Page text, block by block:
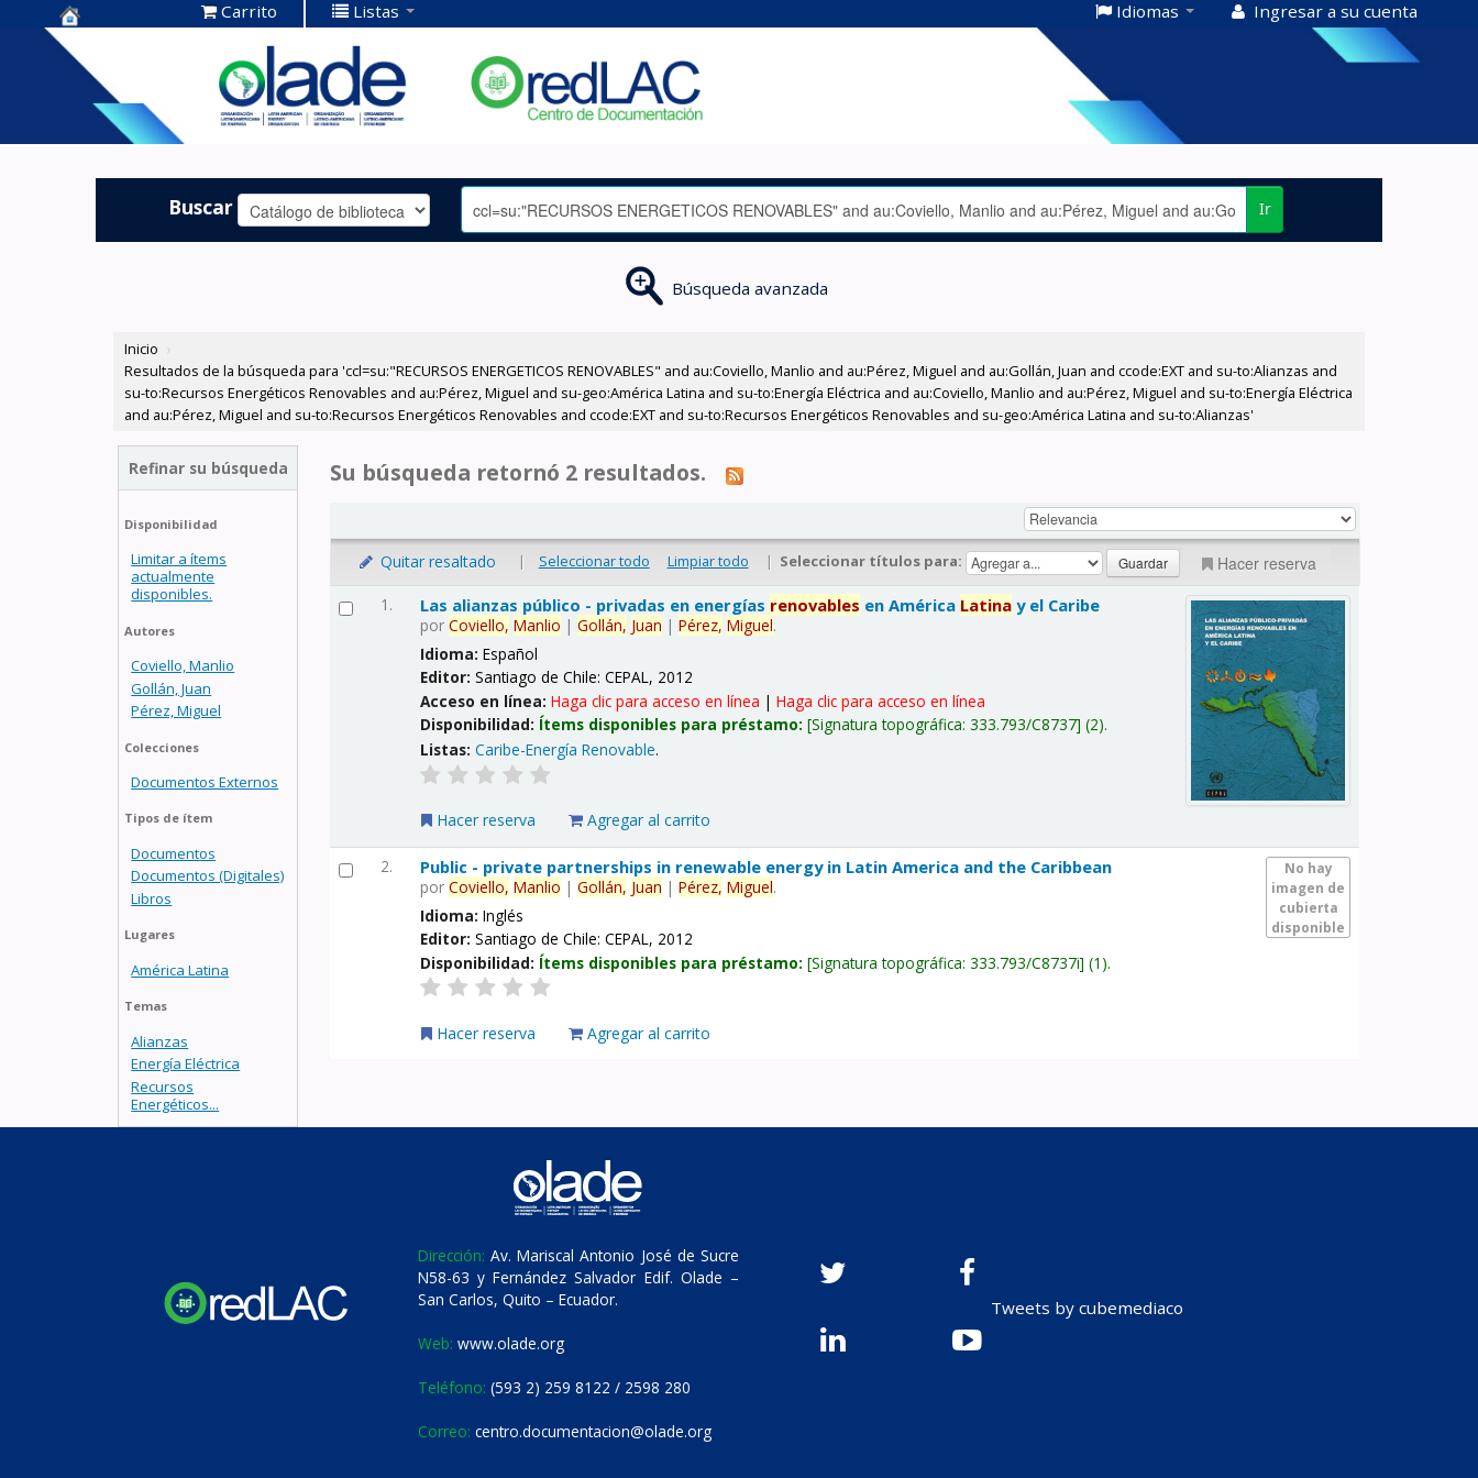
Centro de
Documentación
OLADE -
Carrito Listas Idiomas Ingresar a su cuenta
Buscar Ir
Búsqueda avanzada
Inicio ›
Resultados de la búsqueda para 'ccl=su:"RECURSOS ENERGETICOS RENOVABLES" and au:Coviello, Manlio and au:Pérez, Miguel and au:Gollán, Juan and ccode:EXT and su-to:Alianzas and
su-to:Recursos Energéticos Renovables and au:Pérez, Miguel and su-geo:América Latina and su-to:Energía Eléctrica and au:Coviello, Manlio and au:Pérez, Miguel and su-to:Energía Eléctrica
and au:Pérez, Miguel and su-to:Recursos Energéticos Renovables and ccode:EXT and su-to:Recursos Energéticos Renovables and su-geo:América Latina and su-to:Alianzas'
Refinar su búsqueda
Disponibilidad
Limitar a ítems
actualmente
disponibles.
Autores
Coviello, Manlio
Gollán, Juan
Pérez, Miguel
Colecciones
Documentos Externos
Tipos de ítem
Documentos
Documentos (Digitales)
Libros
Lugares
América Latina
Temas
Alianzas
Energía Eléctrica
Recursos
Energéticos...
Su búsqueda retornó 2 resultados.
Quitar resaltado | Seleccionar todo Limpiar todo | Seleccionar títulos para: Hacer reserva
1. Las alianzas público - privadas en energías renovables en América Latina y el Caribe
porCoviello, Manlio |Gollán, Juan |Pérez, Miguel.
Idioma:Español
Editor:Santiago de Chile: CEPAL, 2012
Acceso en línea:Haga clic para acceso en línea |Haga clic para acceso en línea
Disponibilidad: Ítems disponibles para préstamo: Signatura topográfica:333.793/C8737 (2).
Listas: Caribe-Energía Renovable.
Hacer reserva Agregar al carrito
2.
No hay
imagen de
cubierta
disponible
Public - private partnerships in renewable energy in Latin America and the Caribbean
porCoviello, Manlio |Gollán, Juan |Pérez, Miguel.
Idioma:Inglés
Editor:Santiago de Chile: CEPAL, 2012
Disponibilidad: Ítems disponibles para préstamo: Signatura topográfica:333.793/C8737i (1).
Hacer reserva Agregar al carrito
Dirección: Av. Mariscal Antonio José de Sucre
N58-63 y Fernández Salvador Edif. Olade –
San Carlos, Quito – Ecuador.
Web: www.olade.org
Teléfono: (593 2) 259 8122 / 2598 280
Correo: centro.documentacion@olade.org
Tweets by cubemediaco